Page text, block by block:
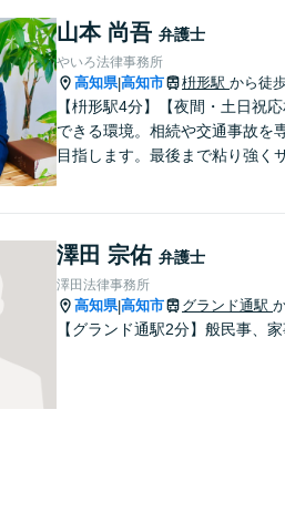
山本 尚吾 弁護士
やいろ法律事務所
高知県|高知市 枡形駅 から徒
【枡形駅4分】【夜間・土日祝
できる環境。相続や交通事故を
目指します。最後まで粘り強く
澤田 宗佑 弁護士
澤田法律事務所
高知県|高知市 グランド通駅
【グランド通駅2分】般民事、